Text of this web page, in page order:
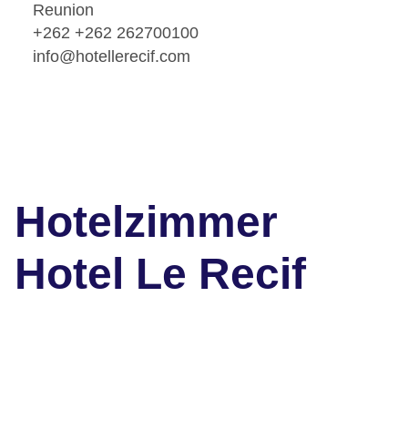
Reunion
+262 +262 262700100
info@hotellerecif.com
Hotelzimmer
Hotel Le Recif